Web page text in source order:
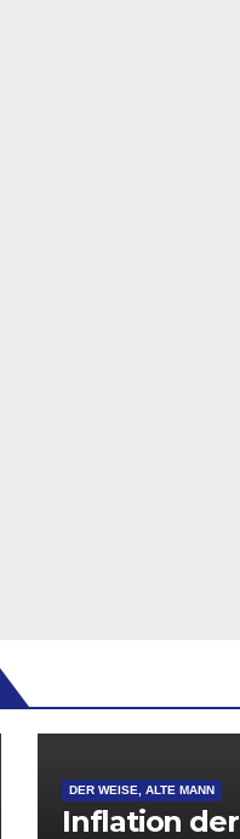
DER WEISE, ALTE MANN
Inflation der